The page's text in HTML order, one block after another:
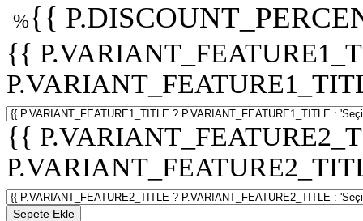
%{{
{{
{{
Sepete Ekle